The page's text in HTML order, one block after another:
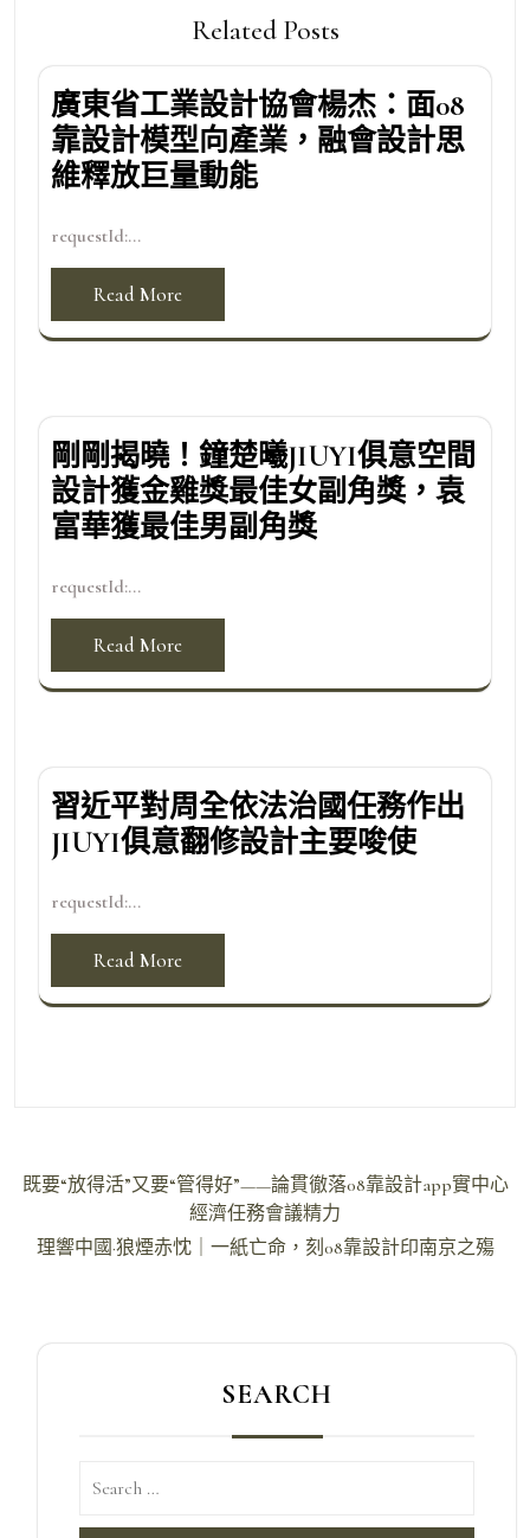
Related Posts
廣東省工業設計協會楊杰：面08
靠設計模型向產業，融會設計思
維釋放巨量動能
requestId:...
Read More
剛剛揭曉！鐘楚曦JIUYI俱意空間
設計獲金雞獎最佳女副角獎，袁
富華獲最佳男副角獎
requestId:...
Read More
習近平對周全依法治國任務作出
JIUYI俱意翻修設計主要唆使
requestId:...
Read More
文
導
既要“放得活”又要“管得好”——論貫徹落08靠設計app實中心
經濟任務會議精力
理響中國·狼煙赤忱｜一紙亡命，刻08靠設計印南京之殤
SEARCH